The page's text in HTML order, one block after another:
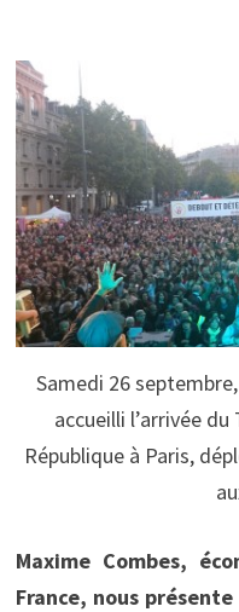
Samedi 26
accueilli l’arrivée
République à Paris,
Maxime Combes,
France, nous